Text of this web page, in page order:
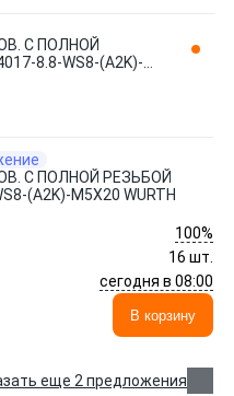
С ПОЛНОЙ
8.8-WS8-(A2K)-
С ПОЛНОЙ РЕЗЬБОЙ
(A2K)-М5X20 WURTH
100%
16 шт.
сегодня в 08:00
В корзину
еще 2 предложения